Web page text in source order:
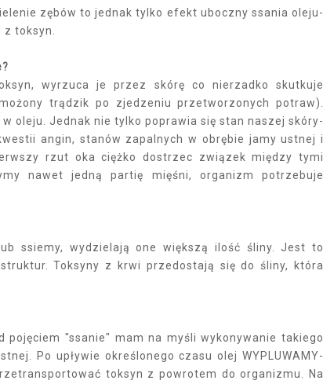
zębów to jednak tylko efekt uboczny ssania oleju-
toksyn.
wyrzuca je przez skórę co nierzadko skutkuje
trądzik po zjedzeniu przetworzonych potraw).
oleju. Jednak nie tylko poprawia się stan naszej skóry-
angin, stanów zapalnych w obrębie jamy ustnej i
rzut oka ciężko dostrzec związek między tymi
nawet jedną partię mięśni, organizm potrzebuje
ssiemy, wydzielają one większą ilość śliny. Jest to
Toksyny z krwi przedostają się do śliny, która
"ssanie" mam na myśli wykonywanie takiego
Po upływie określonego czasu olej WYPLUWAMY-
toksyn z powrotem do organizmu. Na